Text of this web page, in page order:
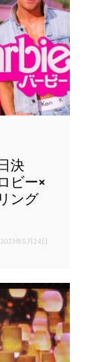
決
ビー×
ング
2023年5月24日